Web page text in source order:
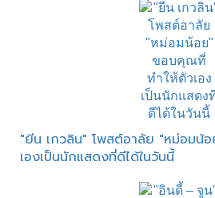
"ยีน เกวลิน" โพสต์อาลัย "หม่อมน้
เองเป็นนักแสดงที่ดีได้ในวันนี้